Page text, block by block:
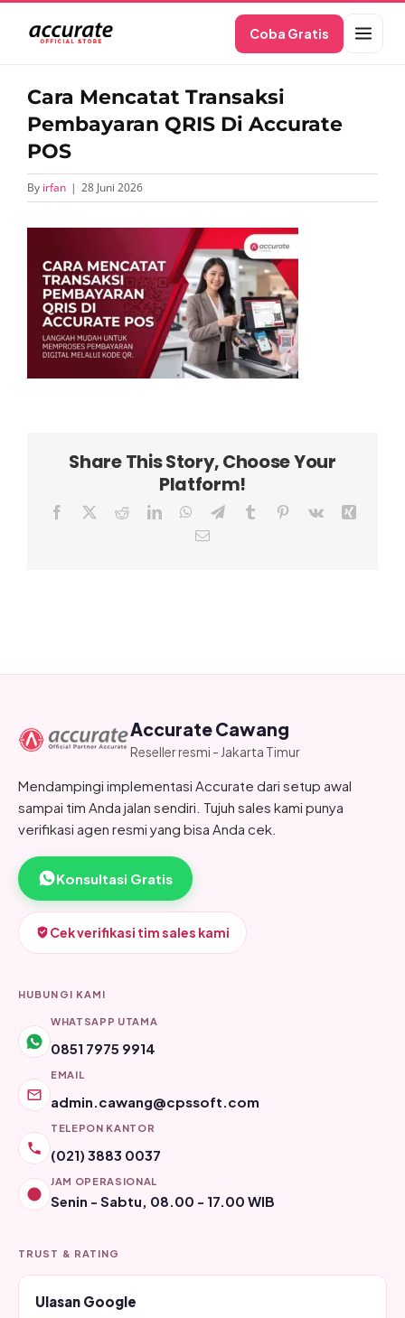
content
Coba Gratis
Cara Mencatat Transaksi
Pembayaran QRIS Di Accurate
POS
By irfan | 28 Juni 2026
Share This Story, Choose Your
Platform!
Facebook RedditLinkedInWhatsApp
TelegramTumblr Pinterest
Vk
Email
Accurate Cawang
Reseller resmi - Jakarta Timur
Mendampingi implementasi Accurate dari setup awal
sampai tim Anda jalan sendiri. Tujuh sales kami punya
verifikasi agen resmi yang bisa Anda cek.
Konsultasi Gratis
Cek verifikasi tim sales kami
HUBUNGI KAMI
WHATSAPP UTAMA
0851 7975 9914
EMAIL
admin.cawang@cpssoft.com
TELEPON KANTOR
(021) 3883 0037
JAM OPERASIONAL
Senin - Sabtu, 08.00 - 17.00 WIB
TRUST & RATING
Ulasan Google